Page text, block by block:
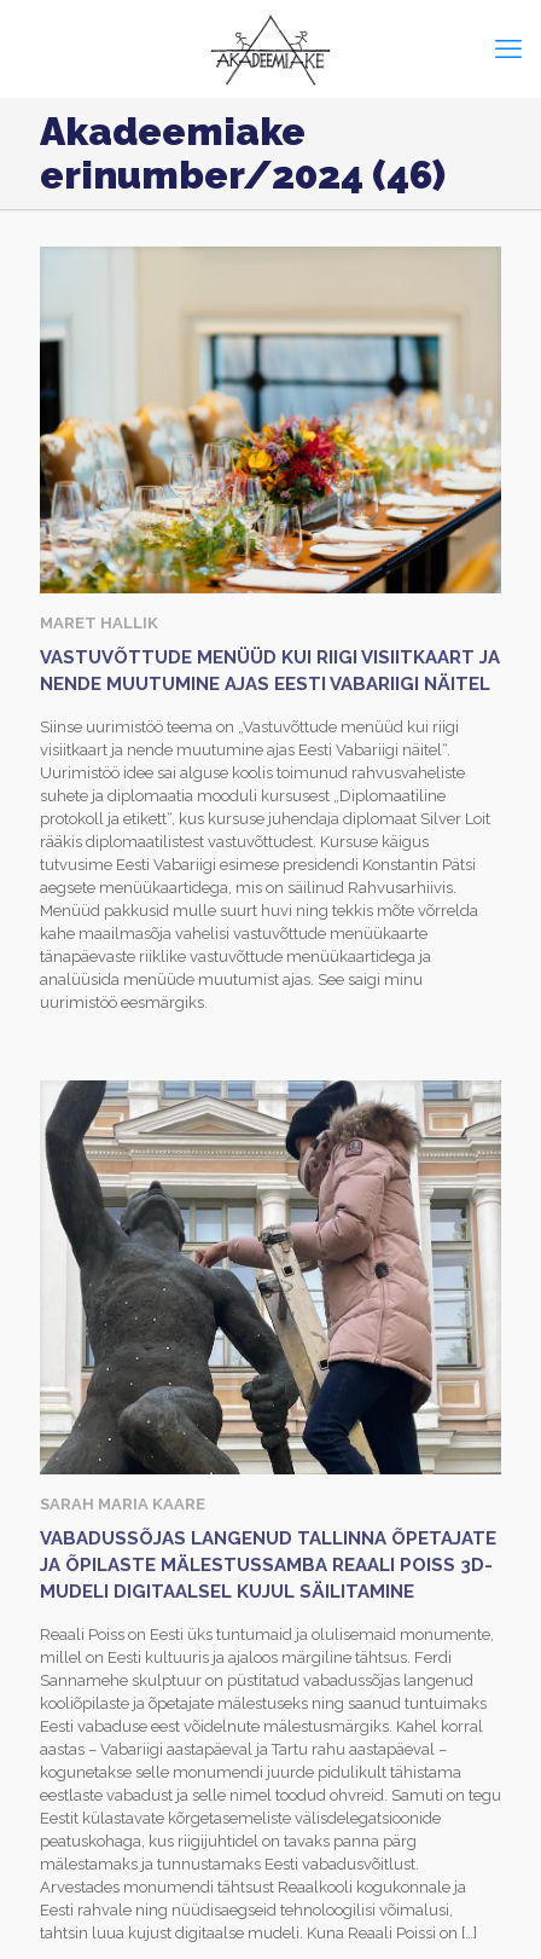
Akadeemiake
erinumber/2024 (46)
MARET HALLIK
VASTUVÕTTUDE MENÜÜD KUI RIIGI VISIITKAART JA
NENDE MUUTUMINE AJAS EESTI VABARIIGI NÄITEL
Siinse uurimistöö teema on „Vastuvõttude menüüd kui riigi
visiitkaart ja nende muutumine ajas Eesti Vabariigi näitel“.
Uurimistöö idee sai alguse koolis toimunud rahvusvaheliste
suhete ja diplomaatia mooduli kursusest „Diplomaatiline
protokoll ja etikett“, kus kursuse juhendaja diplomaat Silver Loit
rääkis diplomaatilistest vastuvõttudest. Kursuse käigus
tutvusime Eesti Vabariigi esimese presidendi Konstantin Pätsi
aegsete menüükaartidega, mis on säilinud Rahvusarhiivis.
Menüüd pakkusid mulle suurt huvi ning tekkis mõte võrrelda
kahe maailmasõja vahelisi vastuvõttude menüükaarte
tänapäevaste riiklike vastuvõttude menüükaartidega ja
analüüsida menüüde muutumist ajas. See saigi minu
uurimistöö eesmärgiks.
SARAH MARIA KAARE
VABADUSSÕJAS LANGENUD TALLINNA ÕPETAJATE
JA ÕPILASTE MÄLESTUSSAMBA REAALI POISS 3D-
MUDELI DIGITAALSEL KUJUL SÄILITAMINE
Reaali Poiss on Eesti üks tuntumaid ja olulisemaid monumente,
millel on Eesti kultuuris ja ajaloos märgiline tähtsus. Ferdi
Sannamehe skulptuur on püstitatud vabadussõjas langenud
kooliõpilaste ja õpetajate mälestuseks ning saanud tuntuimaks
Eesti vabaduse eest võidelnute mälestusmärgiks. Kahel korral
aastas – Vabariigi aastapäeval ja Tartu rahu aastapäeval –
kogunetakse selle monumendi juurde pidulikult tähistama
eestlaste vabadust ja selle nimel toodud ohvreid. Samuti on tegu
Eestit külastavate kõrgetasemeliste välisdelegatsioonide
peatuskohaga, kus riigijuhtidel on tavaks panna pärg
mälestamaks ja tunnustamaks Eesti vabadusvõitlust.
Arvestades monumendi tähtsust Reaalkooli kogukonnale ja
Eesti rahvale ning nüüdisaegseid tehnoloogilisi võimalusi,
tahtsin luua kujust digitaalse mudeli. Kuna Reaali Poissi on […]